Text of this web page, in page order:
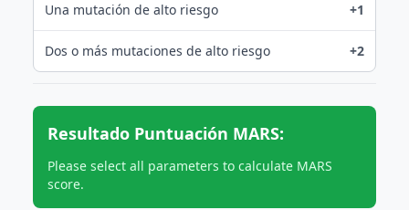
Una mutación de alto riesgo +1
Dos o más mutaciones de alto riesgo +2
Resultado Puntuación MARS:
Please select all parameters to calculate MARS
score.